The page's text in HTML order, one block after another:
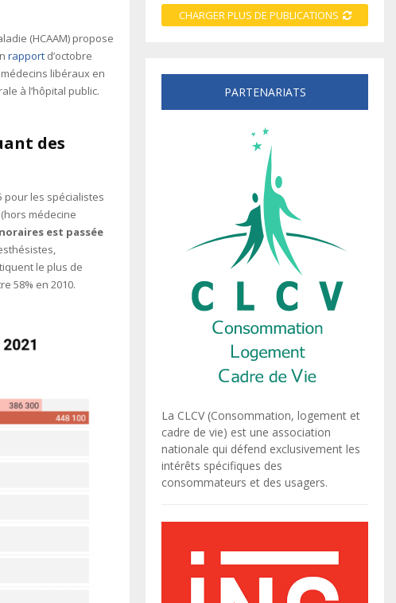
(HCAAM) propose
rapport d’octobre
libéraux en
à l’hôpital public.
des
pour les spécialistes
médecine
est passée
le plus de
58% en 2010.
CHARGER PLUS DE PUBLICATIONS
PARTENARIATS
La CLCV (Consommation, logement et
cadre de vie) est une association
nationale qui défend exclusivement les
intérêts spécifiques des
consommateurs et des usagers.